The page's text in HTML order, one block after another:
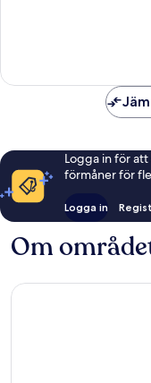
Logga in för
förmåner för
Logga in
Om